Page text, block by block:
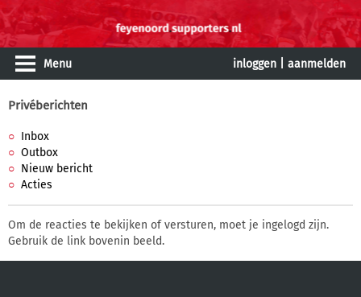
Menu inloggen aanmelden
Privéberichten
Inbox
Outbox
Nieuw bericht
Acties
Om de reacties te bekijken of versturen, moet je ingelogd zijn.
Gebruik de link bovenin beeld.